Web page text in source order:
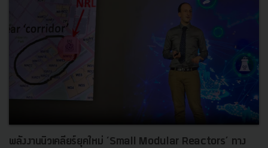
พลังงานนิวเคลียร์ยุคใหม่ ‘Small Modular Reactors’ ทาง